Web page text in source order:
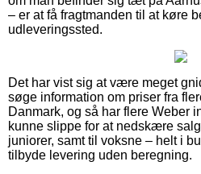
– er at få fragtmanden til at køre
udleveringssted.
Det har vist sig at være meget
søge information om priser fra
Danmark, og så har flere Weber
kunne slippe for at nedskære
juniorer, samt til voksne – helt i
tilbyde levering uden beregning.